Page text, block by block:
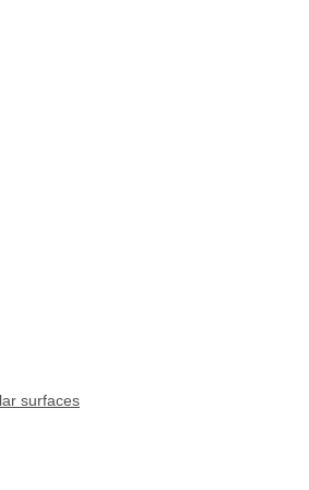
surfaces